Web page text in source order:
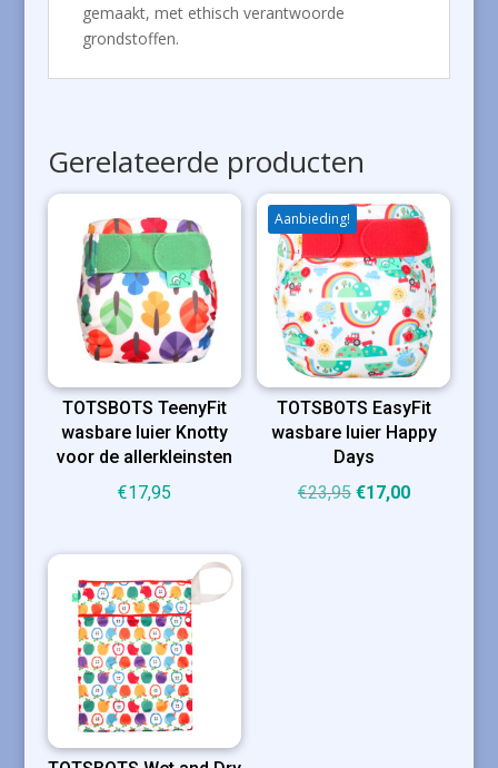
gemaakt, met ethisch verantwoorde
grondstoffen.
Gerelateerde producten
TOTSBOTS TeenyFit
wasbare luier Knotty
voor de allerkleinsten
€17,95
Aanbieding!
TOTSBOTS EasyFit
wasbare luier Happy
Days
€23,95 Oorspronkelijke
€17,00Huidige